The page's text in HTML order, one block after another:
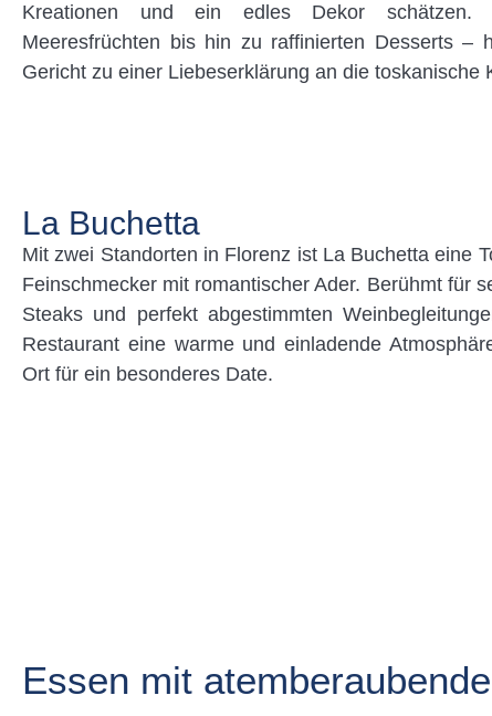
Kreationen und ein edles Dekor schätzen.
Meeresfrüchten bis hin zu raffinierten Desserts –
Gericht zu einer Liebeserklärung an die toskanische
La Buchetta
Mit zwei Standorten in Florenz ist La Buchetta eine
Feinschmecker mit romantischer Ader. Berühmt für
Steaks und perfekt abgestimmten
Restaurant eine warme und einladende
Ort für ein besonderes Date.
Essen mit